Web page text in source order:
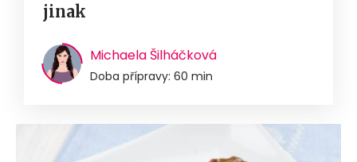
jinak
Michaela Šilháčková
Doba přípravy: 60 min